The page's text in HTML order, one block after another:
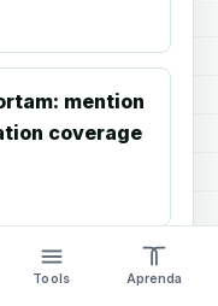
mention
coverage
Tools Aprenda